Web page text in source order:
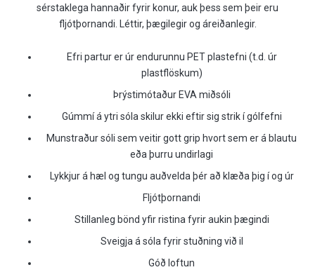
sérstaklega hannaðir fyrir konur, auk þess sem þeir eru
fljótþornandi. Léttir, þægilegir og áreiðanlegir.
Efri partur er úr endurunnu PET plastefni (t.d. úr
plastflöskum)
Þrýstimótaður EVA miðsóli
Gúmmí á ytri sóla skilur ekki eftir sig strik í gólfefni
Munstraður sóli sem veitir gott grip hvort sem er á blautu
eða þurru undirlagi
Lykkjur á hæl og tungu auðvelda þér að klæða þig í og úr
Fljótþornandi
Stillanleg bönd yfir ristina fyrir aukin þægindi
Sveigja á sóla fyrir stuðning við il
Góð loftun